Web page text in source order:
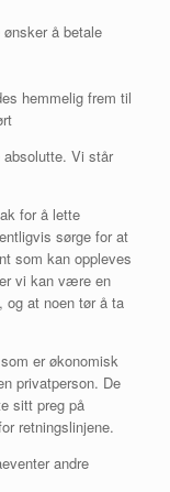
å betale
hemmelig frem til
Vi står
for å lette
sørge for at
som kan oppleves
vi kan være en
og at noen tør å ta
er økonomisk
privatperson. De
sitt preg på
retningslinjene.
andre